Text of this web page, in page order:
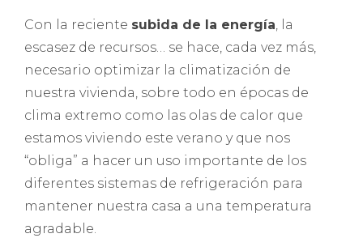
Con la reciente subida de la energía, la
escasez de recursos… se hace, cada vez más,
necesario optimizar la climatización de
nuestra vivienda, sobre todo en épocas de
clima extremo como las olas de calor que
estamos viviendo este verano y que nos
“obliga” a hacer un uso importante de los
diferentes sistemas de refrigeración para
mantener nuestra casa a una temperatura
agradable.